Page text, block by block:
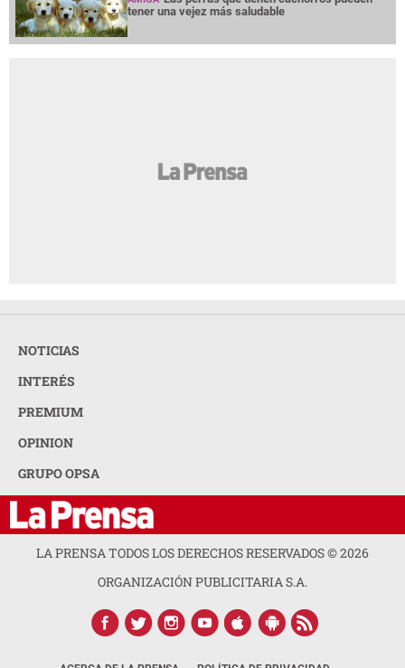
tener una vejez más saludable
NOTICIAS
INTERÉS
PREMIUM
OPINION
GRUPO OPSA
LA PRENSA TODOS LOS DERECHOS RESERVADOS ©2026
ORGANIZACIÓN PUBLICITARIA S.A.